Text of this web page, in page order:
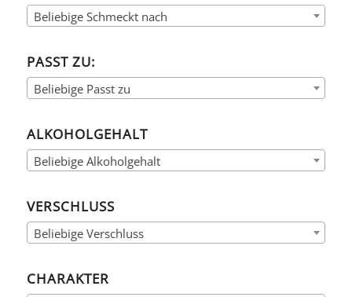
Beliebige Schmeckt nach
PASST ZU:
Beliebige Passt zu
ALKOHOLGEHALT
Beliebige Alkoholgehalt
VERSCHLUSS
Beliebige Verschluss
CHARAKTER